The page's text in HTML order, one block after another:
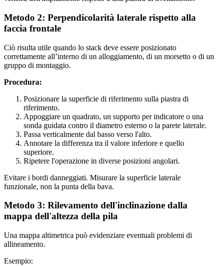
Metodo 2: Perpendicolarità laterale rispetto alla
faccia frontale
Ciò risulta utile quando lo stack deve essere posizionato
correttamente all’interno di un alloggiamento, di un morsetto o di un
gruppo di montaggio.
Procedura:
Posizionare la superficie di riferimento sulla piastra di
riferimento.
Appoggiare un quadrato, un supporto per indicatore o una
sonda guidata contro il diametro esterno o la parete laterale.
Passa verticalmente dal basso verso l'alto.
Annotare la differenza tra il valore inferiore e quello
superiore.
Ripetere l'operazione in diverse posizioni angolari.
Evitare i bordi danneggiati. Misurare la superficie laterale
funzionale, non la punta della bava.
Metodo 3: Rilevamento dell'inclinazione dalla
mappa dell'altezza della pila
Una mappa altimetrica può evidenziare eventuali problemi di
allineamento.
Esempio: